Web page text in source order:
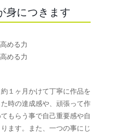
身につきます
める力
める力
１ヶ月かけて丁寧に作品を
時の達成感や、頑張って作
もらう事で自己重要感や自
ます。また、一つの事にじ